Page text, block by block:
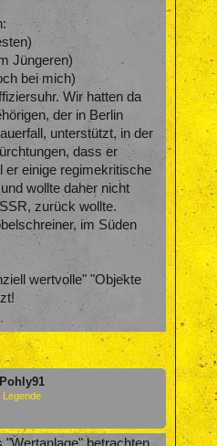
Jüngeren)
bei mich)
Wir hatten da
der in Berlin
unterstützt, in der
dass er
er einige regimekritische
wollte daher nicht
zurück wollte.
im Süden
wertvolle" "Objekte
Pohly91
Legende